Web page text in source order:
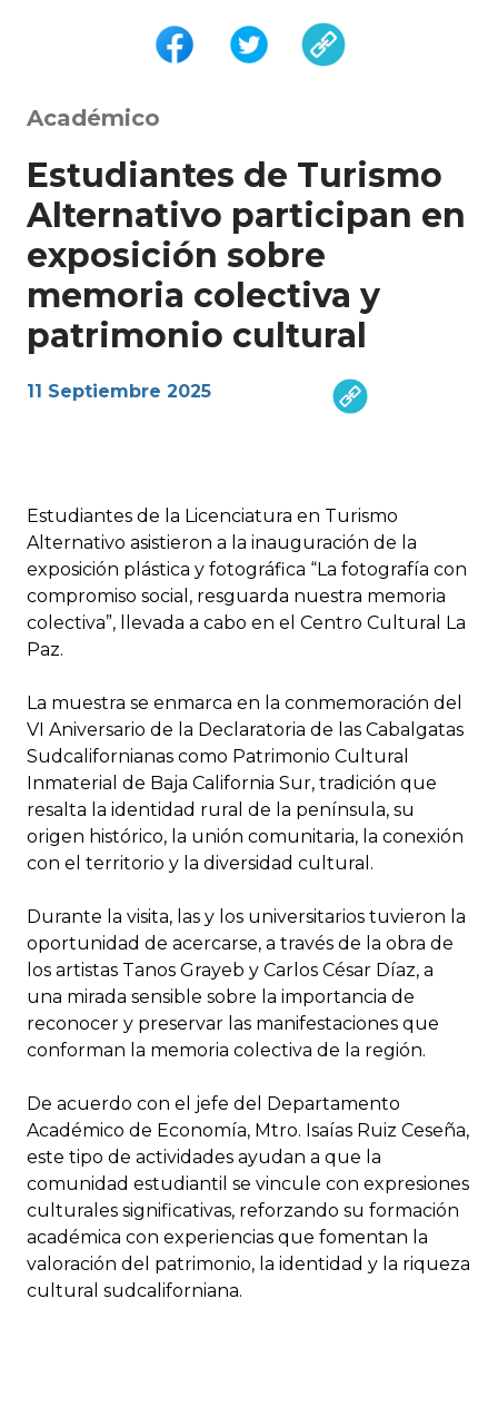
Académico
Estudiantes de Turismo
Alternativo participan en
exposición sobre
memoria colectiva y
patrimonio cultural
11 Septiembre 2025
Estudiantes de la Licenciatura en Turismo
Alternativo asistieron a la inauguración de la
exposición plástica y fotográfica “La fotografía con
compromiso social, resguarda nuestra memoria
colectiva”, llevada a cabo en el Centro Cultural La
Paz.
La muestra se enmarca en la conmemoración del
VI Aniversario de la Declaratoria de las Cabalgatas
Sudcalifornianas como Patrimonio Cultural
Inmaterial de Baja California Sur, tradición que
resalta la identidad rural de la península, su
origen histórico, la unión comunitaria, la conexión
con el territorio y la diversidad cultural.
Durante la visita, las y los universitarios tuvieron la
oportunidad de acercarse, a través de la obra de
los artistas Tanos Grayeb y Carlos César Díaz, a
una mirada sensible sobre la importancia de
reconocer y preservar las manifestaciones que
conforman la memoria colectiva de la región.
De acuerdo con el jefe del Departamento
Académico de Economía, Mtro. Isaías Ruiz Ceseña,
este tipo de actividades ayudan a que la
comunidad estudiantil se vincule con expresiones
culturales significativas, reforzando su formación
académica con experiencias que fomentan la
valoración del patrimonio, la identidad y la riqueza
cultural sudcaliforniana.